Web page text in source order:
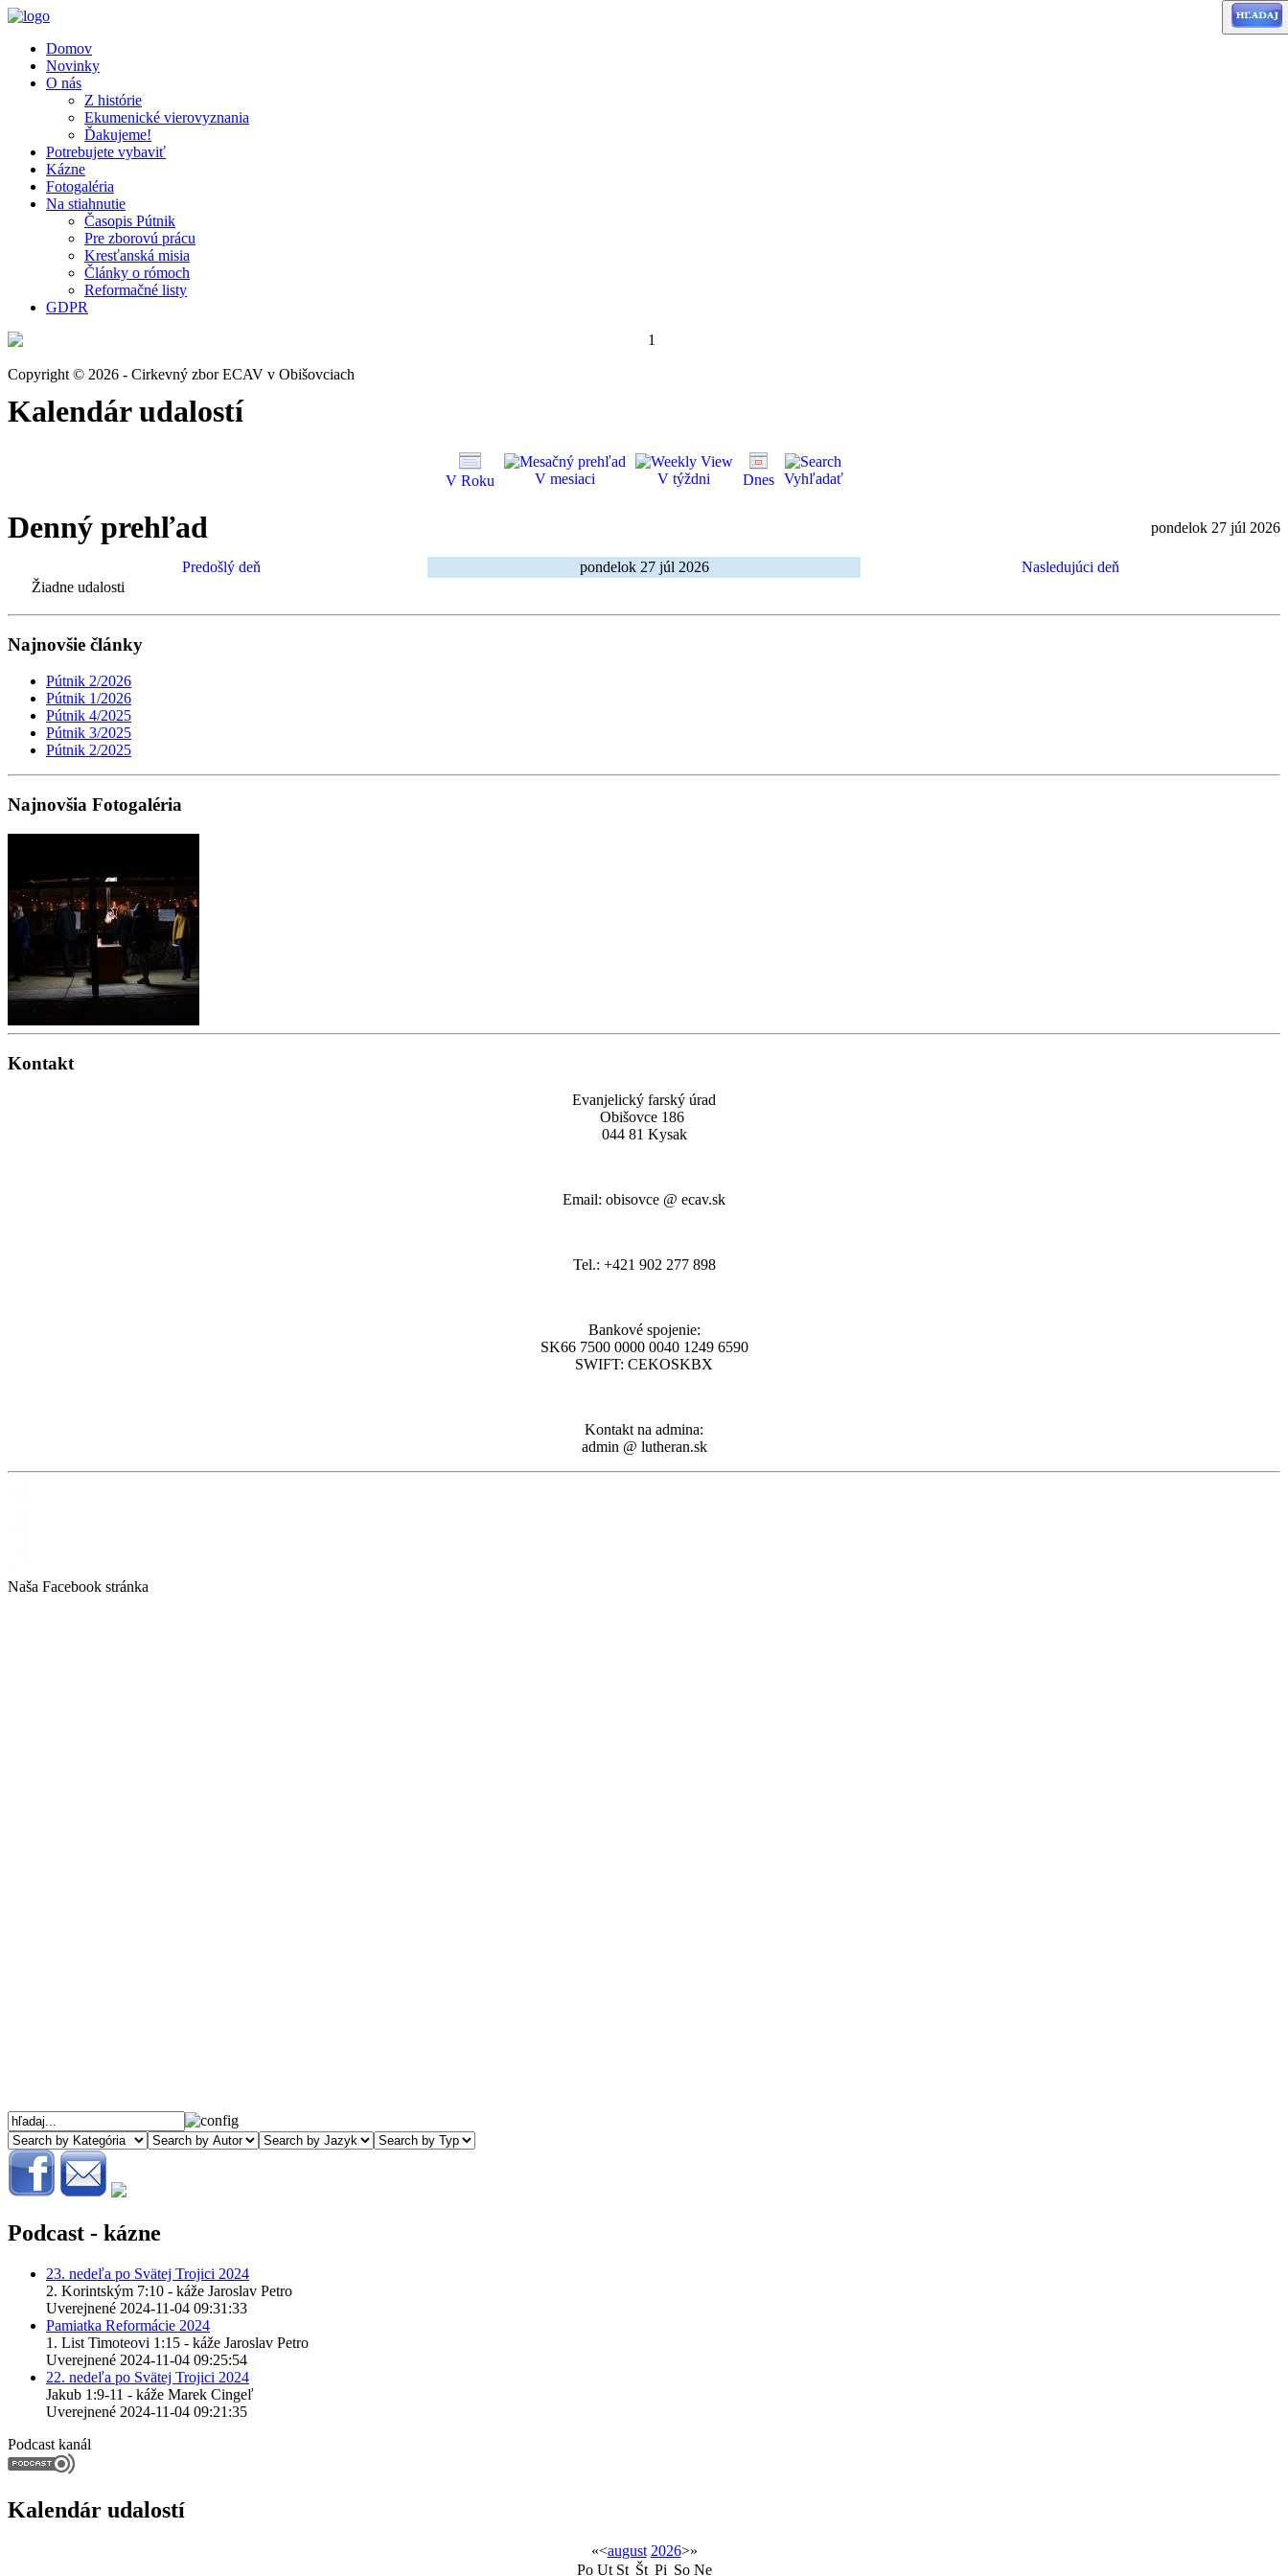
Domov
Novinky
O nás
Z histórie
Ekumenické vierovyznania
Ďakujeme!
Potrebujete vybaviť
Kázne
Fotogaléria
Na stiahnutie
Časopis Pútnik
Pre zborovú prácu
Kresťanská misia
Články o rómoch
Reformačné listy
GDPR
Copyright © 2026 - Cirkevný zbor ECAV v Obišovciach
Kalendár udalostí
V Roku V mesiaci V týždni Dnes Vyhľadať
Denný prehľad pondelok 27 júl 2026
Predošlý deň pondelok 27 júl 2026
Nasledujúci deň
Žiadne udalosti
Najnovšie články
Pútnik 2/2026
Pútnik 1/2026
Pútnik 4/2025
Pútnik 3/2025
Pútnik 2/2025
Najnovšia Fotogaléria
Kontakt
Evanjelický farský úrad
Obišovce 186
044 81 Kysak
Email: obisovce @ ecav.sk
Tel.: +421 902 277 898
Bankové spojenie:
SK66 7500 0000 0040 1249 6590
SWIFT: CEKOSKBX
Kontakt na admina:
admin @ lutheran.sk
Naša Facebook stránka
Podcast - kázne
23. nedeľa po Svätej Trojici 2024
2. Korintským 7:10 - káže Jaroslav Petro
Uverejnené 2024-11-04 09:31:33
Pamiatka Reformácie 2024
1. List Timoteovi 1:15 - káže Jaroslav Petro
Uverejnené 2024-11-04 09:25:54
22. nedeľa po Svätej Trojici 2024
Jakub 1:9-11 - káže Marek Cingeľ
Uverejnené 2024-11-04 09:21:35
Podcast kanál
Kalendár udalostí
«<august 2026>»
Po Ut St Št Pi So Ne